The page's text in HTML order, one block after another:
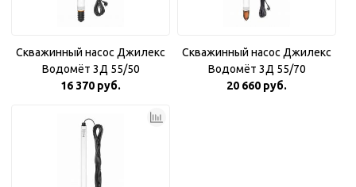
Скважинный насос Джилекс
Водомёт 3Д 55/50
16 370 руб.
Скважинный насос Джилекс
Водомёт 3Д 55/70
20 660 руб.